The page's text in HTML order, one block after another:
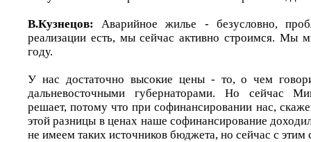
В.Кузнецов: Аварийное жилье - безусловно,
реализации есть, мы сейчас активно строимся. Мы
году.
У нас достаточно высокие цены - то, о чем
дальневосточными губернаторами. Но сейчас
решает, потому что при софинансировании нас,
этой разницы в ценах наше софинансирование
не имеем таких источников бюджета, но сейчас с этим